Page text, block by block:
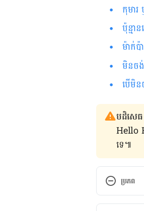
កុមារ
ប៉ុន្ម
ម៉ាក់
មិនច
បើ​មិន​
បដិសេធ
Hello
ទេ៕
ប្រភព
Possible